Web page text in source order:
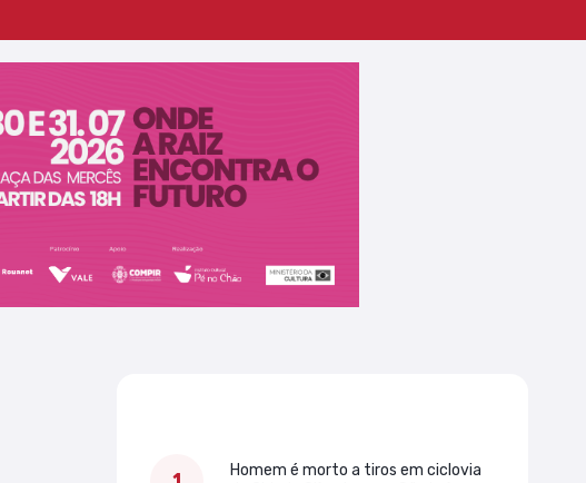
Homem é morto a tiros em ciclovia